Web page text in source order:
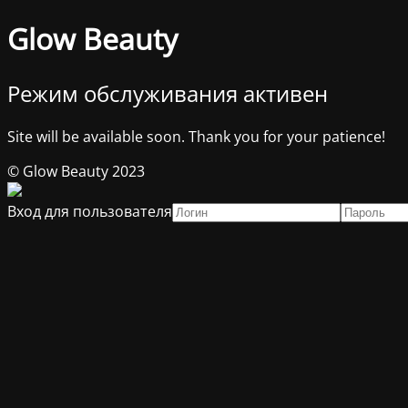
Glow Beauty
Режим обслуживания активен
Site will be available soon. Thank you for your patience!
© Glow Beauty 2023
Вход для пользователя